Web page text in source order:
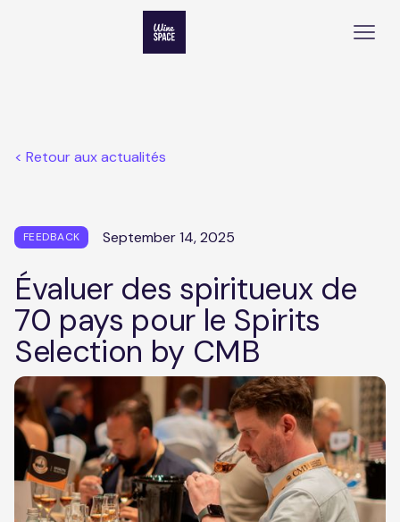
< Retour aux actualités
FEEDBACK September 14, 2025
Évaluer des spiritueux de
70 pays pour le Spirits
Selection by CMB